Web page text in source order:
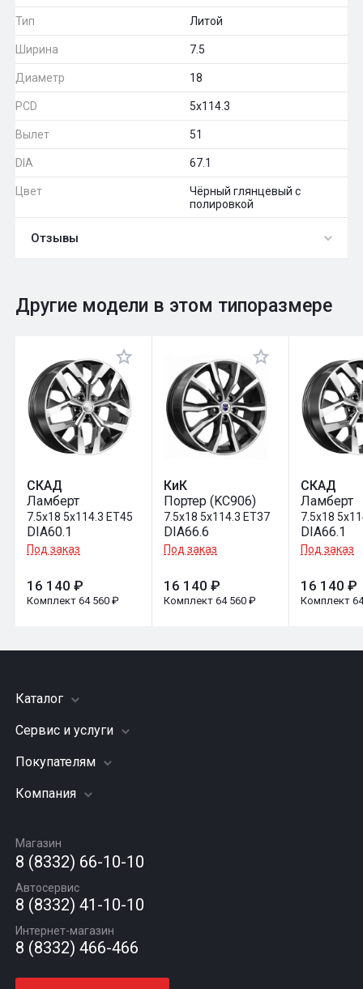
Тип Литой
Ширина 7.5
Диаметр 18
PCD 5x114.3
Вылет 51
DIA 67.1
Цвет
Чёрный глянцевый с
полировкой
Отзывы
Оставить отзыв
Общий рейтинг 0
Другие модели в этом типоразмере
СКАД
Ламберт
7.5x18 5x114.3 ET45
DIA60.1
Под заказ
16 140 ₽
Комплект 64 560 ₽
КиК
Портер (KC906)
7.5x18 5x114.3 ET37
DIA66.6
Под заказ
16 140 ₽
Комплект 64 560 ₽
СКАД
Ламберт
7.5x18
DIA66.1
Под заказ
16 140 ₽
Комплект
Каталог
Шины
Грузовые шины
Диски
Автомасла
Сервис и услуги
Заправка кондиционера
Подвеска (ходовая часть)
Шиномонтаж
Покупателям
Акции
Гарантии и возврат
Компания
Вакансии
Новости
Статьи
Контакты
Магазин
8 (8332) 66-10-10
Автосервис
8 (8332) 41-10-10
Интернет-магазин
8 (8332) 466-466